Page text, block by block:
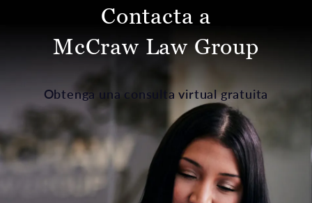
Contacta a
McCraw Law Group
Obtenga una consulta virtual gratuita